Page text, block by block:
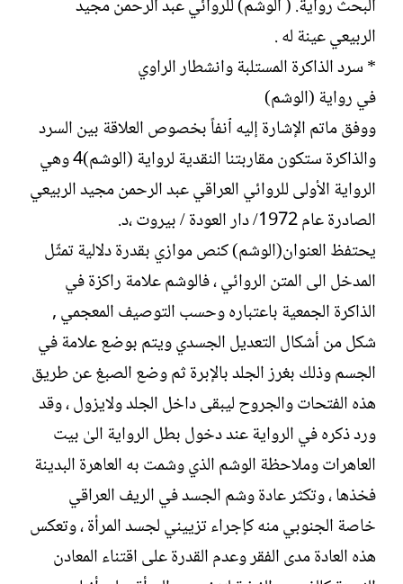
البحث رواية. ( الوشم) للروائي عبد الرحمن مجيد
الربيعي عينة له .
* سرد الذاكرة المستلبة وانشطار الراوي
في رواية (الوشم)
ووفق ماتم الإشارة إليه ٱنفاً بخصوص العلاقة بين السرد
والذاكرة ستكون مقاربتنا النقدية لرواية (الوشم)4 وهي
الرواية الأولى للروائي العراقي عبد الرحمن مجيد الربيعي
الصادرة عام 1972/ دار العودة / بيروت ،د.
يحتفظ العنوان(الوشم) كنص موازي بقدرة دلالية تمثّل
المدخل الى المتن الروائي ، فالوشم علامة راكزة في
الذاكرة الجمعية باعتباره وحسب التوصيف المعجمي ,
شكل من أشكال التعديل الجسدي ويتم بوضع علامة في
الجسم وذلك بغرز الجلد بالإبرة ثم وضع الصبغ عن طريق
هذه الفتحات والجروح ليبقى داخل الجلد ولايزول ، وقد
ورد ذكره في الرواية عند دخول بطل الرواية الىٰ بيت
العاهرات وملاحظة الوشم الذي وشمت به العاهرة البدينة
فخذها ، وتكثر عادة وشم الجسد في الريف العراقي
خاصة الجنوبي منه كإجراء تزييني لجسد المرأة ، وتعكس
هذه العادة مدى الفقر وعدم القدرة على اقتناء المعادن